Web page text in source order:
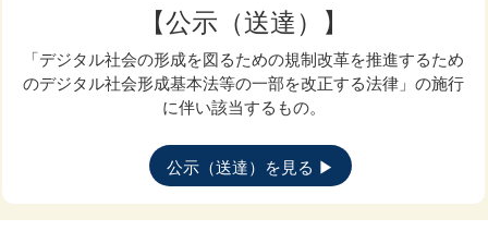
安全運転相談について
【公示（送達）】
「デジタル社会の形成を図るための規制改革を推進するため
のデジタル社会形成基本法等の一部を改正する法律」の施行
に伴い該当するもの。
公示（送達）を見る ▶